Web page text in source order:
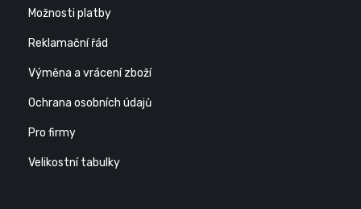
Možnosti platby
Reklamační řád
Výměna a vrácení zboží
Ochrana osobních údajů
Pro firmy
Velikostní tabulky